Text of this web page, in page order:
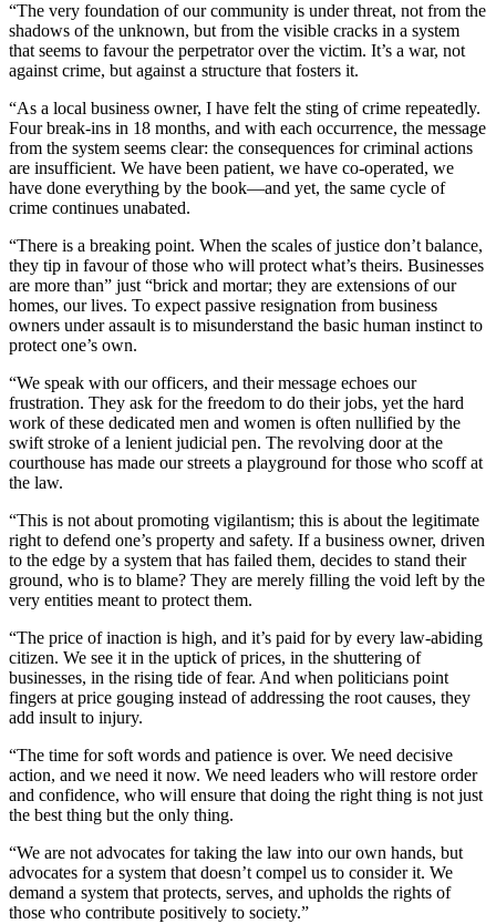
“The very foundation of our community is under threat, not from the
shadows of the unknown, but from the visible cracks in a system
that seems to favour the perpetrator over the victim. It’s a war, not
against crime, but against a structure that fosters it.
“As a local business owner, I have felt the sting of crime repeatedly.
Four break-ins in 18 months, and with each occurrence, the message
from the system seems clear: the consequences for criminal actions
are insufficient. We have been patient, we have co-operated, we
have done everything by the book—and yet, the same cycle of
crime continues unabated.
“There is a breaking point. When the scales of justice don’t balance,
they tip in favour of those who will protect what’s theirs. Businesses
are more than” just “brick and mortar; they are extensions of our
homes, our lives. To expect passive resignation from business
owners under assault is to misunderstand the basic human instinct to
protect one’s own.
“We speak with our officers, and their message echoes our
frustration. They ask for the freedom to do their jobs, yet the hard
work of these dedicated men and women is often nullified by the
swift stroke of a lenient judicial pen. The revolving door at the
courthouse has made our streets a playground for those who scoff at
the law.
“This is not about promoting vigilantism; this is about the legitimate
right to defend one’s property and safety. If a business owner, driven
to the edge by a system that has failed them, decides to stand their
ground, who is to blame? They are merely filling the void left by the
very entities meant to protect them.
“The price of inaction is high, and it’s paid for by every law-abiding
citizen. We see it in the uptick of prices, in the shuttering of
businesses, in the rising tide of fear. And when politicians point
fingers at price gouging instead of addressing the root causes, they
add insult to injury.
“The time for soft words and patience is over. We need decisive
action, and we need it now. We need leaders who will restore order
and confidence, who will ensure that doing the right thing is not just
the best thing but the only thing.
“We are not advocates for taking the law into our own hands, but
advocates for a system that doesn’t compel us to consider it. We
demand a system that protects, serves, and upholds the rights of
those who contribute positively to society.”